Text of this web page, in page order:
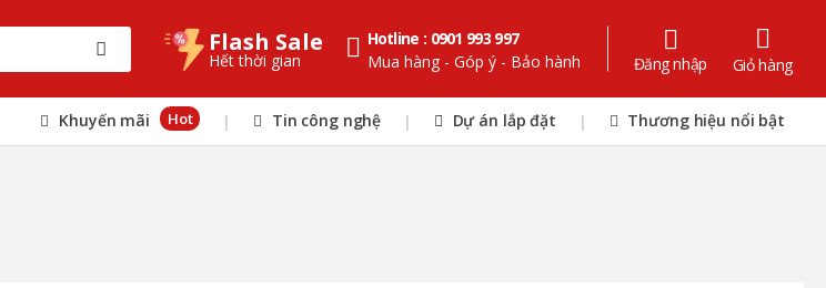
Flash Sale
Hết thời gian
Hotline : 0901 993 997
Mua hàng - Góp ý - Bảo hành
Đăng nhập Giỏ hàng
Khuyến mãi Hot | Tin công nghệ | Dự án lắp đặt | Thương hiệu nổi bật